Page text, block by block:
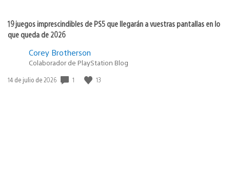
19 juegos imprescindibles de PS5 que llegarán a vuestras pantallas en lo
que queda de 2026
Corey Brotherson
Colaborador de PlayStation Blog
Fecha
14 de julio de 2026 1 13